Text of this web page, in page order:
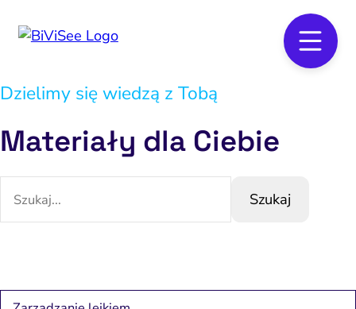
Dzielimy się wiedzą z Tobą
Materiały dla Ciebie
Szukaj